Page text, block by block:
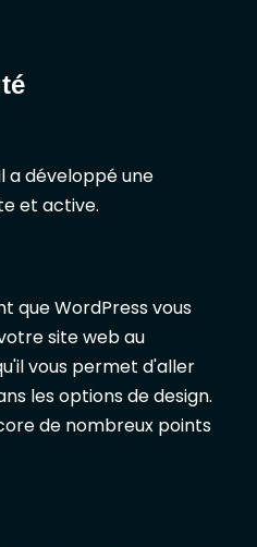
a développé une
et active.
que WordPress vous
site web au
vous permet d'aller
les options de design.
de nombreux points